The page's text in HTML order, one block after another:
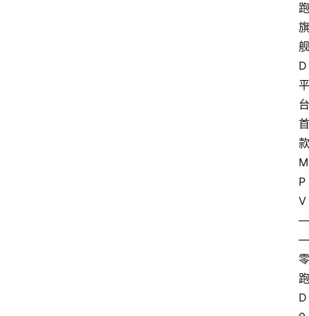
跑
旗
舰
D
平
台
首
款
M
P
V
—
—
零
跑
D